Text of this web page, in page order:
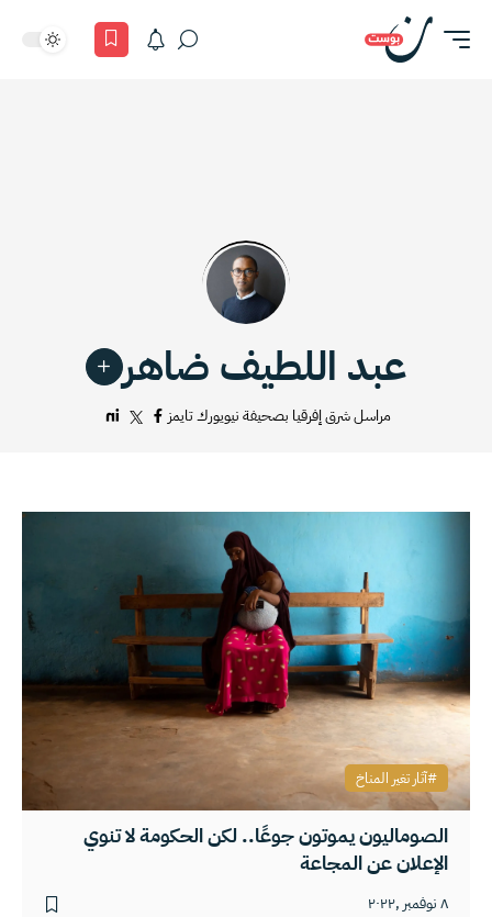
عبد اللطيف ضاهر
مراسل شرق إفرقيا بصحيفة نيويورك تايمز
الصوماليون يموتون جوعًا.. لكن الحكومة لا تنوي
الإعلان عن المجاعة
٨ نوفمبر ,٢٠٢٢
آثار تغير المناخ